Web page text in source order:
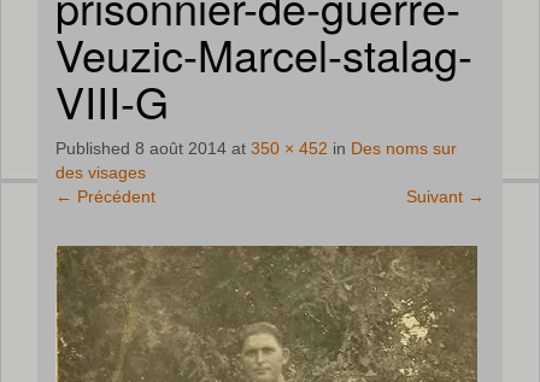
Veuzic-Marcel-stalag-
VIII-G
Published 8 août 2014 at 350 × 452 in Des noms sur
des visages
← Précédent Suivant →